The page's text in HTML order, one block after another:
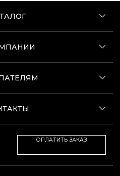
ОПЛАТИТЬ ЗАКАЗ